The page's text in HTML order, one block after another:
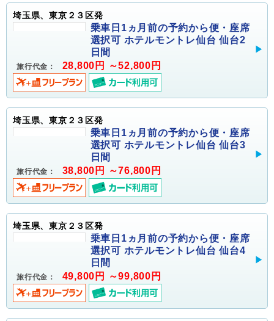
埼玉県、東京２３区発
乗車日1ヵ月前の予約から便・座席
選択可 ホテルモントレ仙台 仙台2
日間
旅行代金： 28,800円 ～52,800円
埼玉県、東京２３区発
乗車日1ヵ月前の予約から便・座席
選択可 ホテルモントレ仙台 仙台3
日間
旅行代金： 38,800円 ～76,800円
埼玉県、東京２３区発
乗車日1ヵ月前の予約から便・座席
選択可 ホテルモントレ仙台 仙台4
日間
旅行代金： 49,800円 ～99,800円